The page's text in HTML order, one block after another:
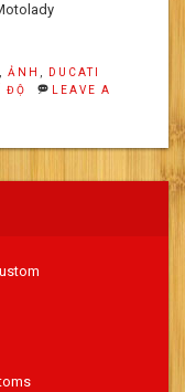
ẢNH
DUCATI
ĐỘ
LEAVE A